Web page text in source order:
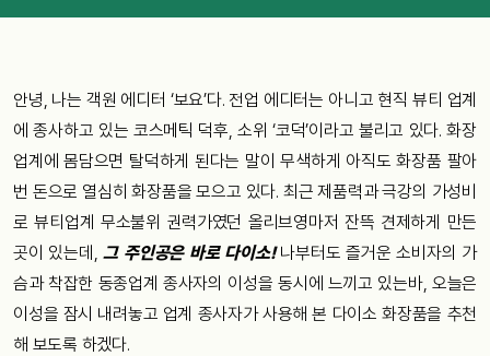
안녕, 나는 객원 에디터 ‘보요’다. 전업 에디터는 아니고 현직 뷰티 업계
에 종사하고 있는 코스메틱 덕후, 소위 ‘코덕’이라고 불리고 있다. 화장
업계에 몸담으면 탈덕하게 된다는 말이 무색하게 아직도 화장품 팔아
번 돈으로 열심히 화장품을 모으고 있다. 최근 제품력과 극강의 가성비
로 뷰티업계 무소불위 권력가였던 올리브영마저 잔뜩 견제하게 만든
곳이 있는데,그 주인공은 바로 다이소!나부터도 즐거운 소비자의 가
슴과 착잡한 동종업계 종사자의 이성을 동시에 느끼고 있는바, 오늘은
이성을 잠시 내려놓고 업계 종사자가 사용해 본 다이소 화장품을 추천
해 보도록 하겠다.